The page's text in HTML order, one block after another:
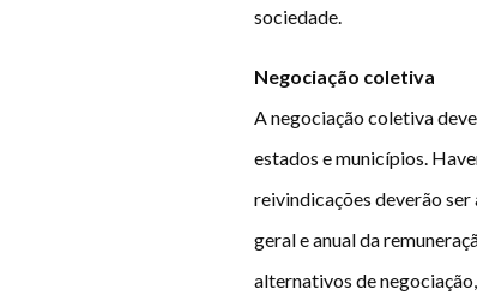
sociedade.
Negociação coletiva
A negociação coletiva
estados e municípios.
reivindicações deverão ser
geral e anual da
alternativos de